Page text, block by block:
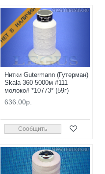
НЕТ В НАЛИЧИИ
Нитки Gutermann (Гутерман)
Skala 360 5000м #111
молоко# *10773* (59г)
636.00р.
Сообщить